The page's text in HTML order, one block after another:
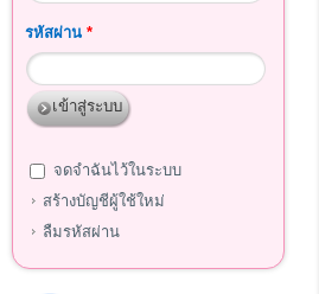
รหัสผ่าน *
จดจำฉันไว้ในระบบ
สร้างบัญชีผู้ใช้ใหม่
ลืมรหัสผ่าน